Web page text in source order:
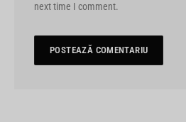
next time I comment.